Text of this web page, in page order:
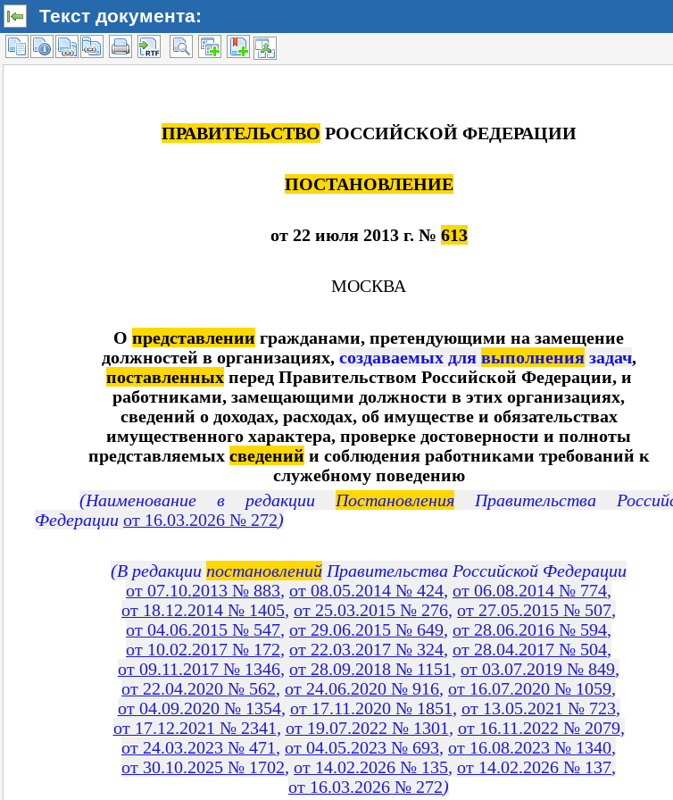
Текст документа: